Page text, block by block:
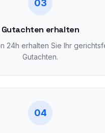
03
Gutachten erhalten
24h erhalten Sie Ihr
Gutachten.
04